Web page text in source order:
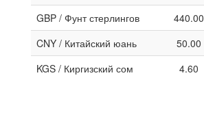
GBP / Фунт стерлингов
440.00
CNY / Китайский юань
50.00
KGS / Киргизский сом
4.60